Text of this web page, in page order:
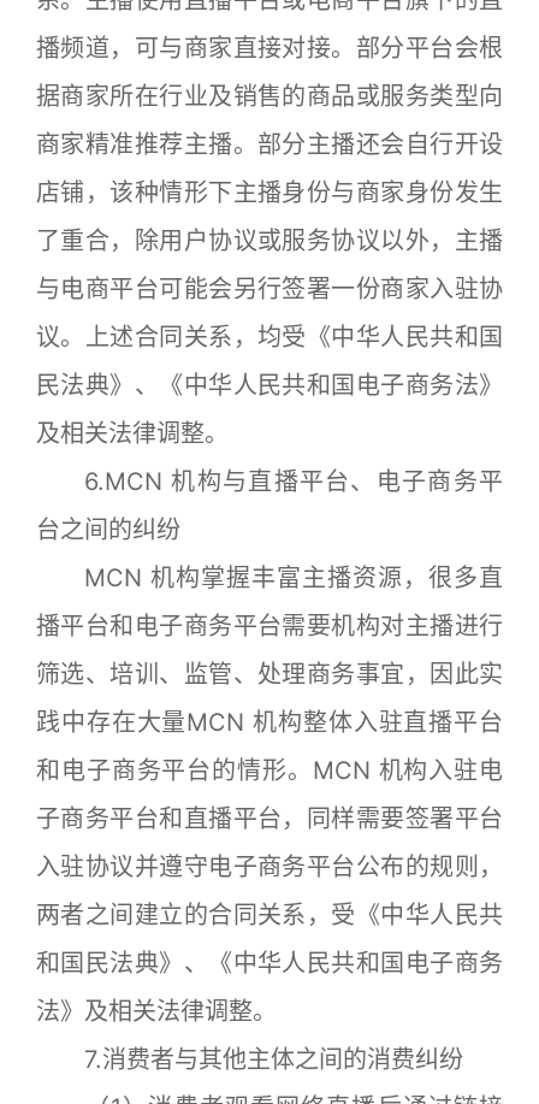
播频道，可与商家直接对接。部分平台会根
据商家所在行业及销售的商品或服务类型向
商家精准推荐主播。部分主播还会自行开设
店铺，该种情形下主播身份与商家身份发生
了重合，除用户协议或服务协议以外，主播
与电商平台可能会另行签署一份商家入驻协
议。上述合同关系，均受《中华人民共和国
民法典》、《中华人民共和国电子商务法》
及相关法律调整。
6.MCN 机构与直播平台、电子商务平
台之间的纠纷
MCN 机构掌握丰富主播资源，很多直
播平台和电子商务平台需要机构对主播进行
筛选、培训、监管、处理商务事宜，因此实
践中存在大量MCN 机构整体入驻直播平台
和电子商务平台的情形。MCN 机构入驻电
子商务平台和直播平台，同样需要签署平台
入驻协议并遵守电子商务平台公布的规则，
两者之间建立的合同关系，受《中华人民共
和国民法典》、《中华人民共和国电子商务
法》及相关法律调整。
7.消费者与其他主体之间的消费纠纷